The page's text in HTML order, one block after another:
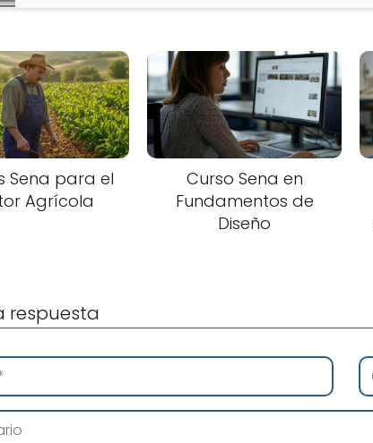
Sena para el
Agrícola
Curso Sena en
Fundamentos de
Diseño
respuesta